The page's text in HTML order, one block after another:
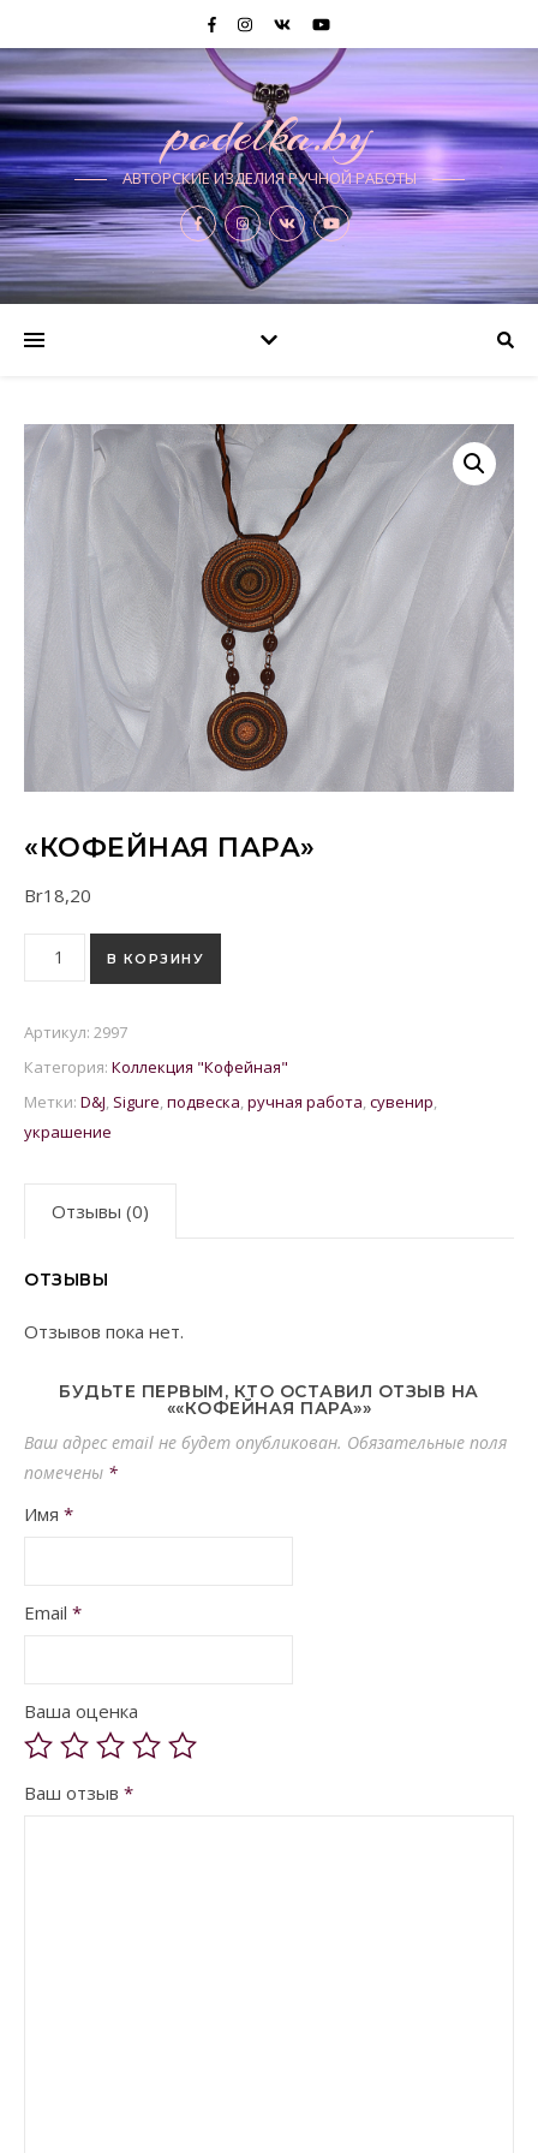
podelka.by
АВТОРСКИЕ ИЗДЕЛИЯ РУЧНОЙ РАБОТЫ
«КОФЕЙНАЯ ПАРА»
Br18,20
Количество товара "Кофейная пара"
В КОРЗИНУ
Артикул: 2997
Категория: Коллекция "Кофейная"
Метки: D&J, Sigure,подвеска,ручная работа,сувенир,
украшение
Отзывы (0)
ОТЗЫВЫ
Отзывов пока нет.
БУДЬТЕ ПЕРВЫМ, КТО ОСТАВИЛ ОТЗЫВ НА
««КОФЕЙНАЯ ПАРА»»
Ваш адрес email не будет опубликован. Обязательные поля
помечены *
Имя *
Email *
Ваша оценка
Ваш отзыв *